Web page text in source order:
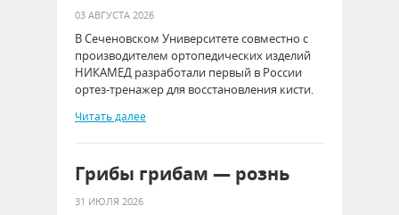
03 АВГУСТА 2026
В Сеченовском Университете совместно с
производителем ортопедических изделий
НИКАМЕД разработали первый в России
ортез-тренажер для восстановления кисти.
Читать далее
Грибы грибам — рознь
31 ИЮЛЯ 2026